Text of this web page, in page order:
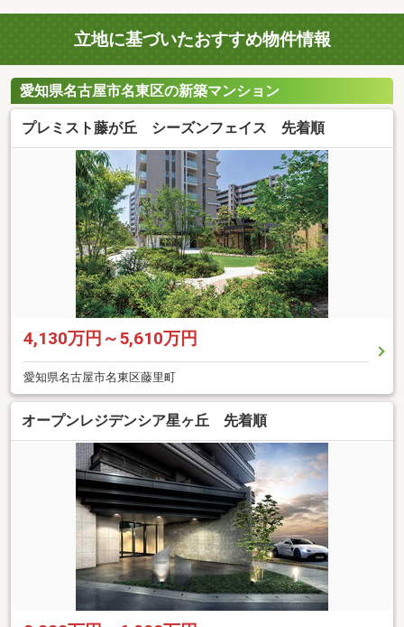
立地に基づいたおすすめ物件情報
愛知県名古屋市名東区の新築マンション
プレミスト藤が丘 シーズンフェイス 先着順
4,130万円～5,610万円
愛知県名古屋市名東区藤里町
オープンレジデンシア星ヶ丘 先着順